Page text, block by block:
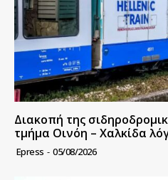
Διακοπή της
τμήμα Οινόη – Χαλκίδα
Epress - 05/08/2026